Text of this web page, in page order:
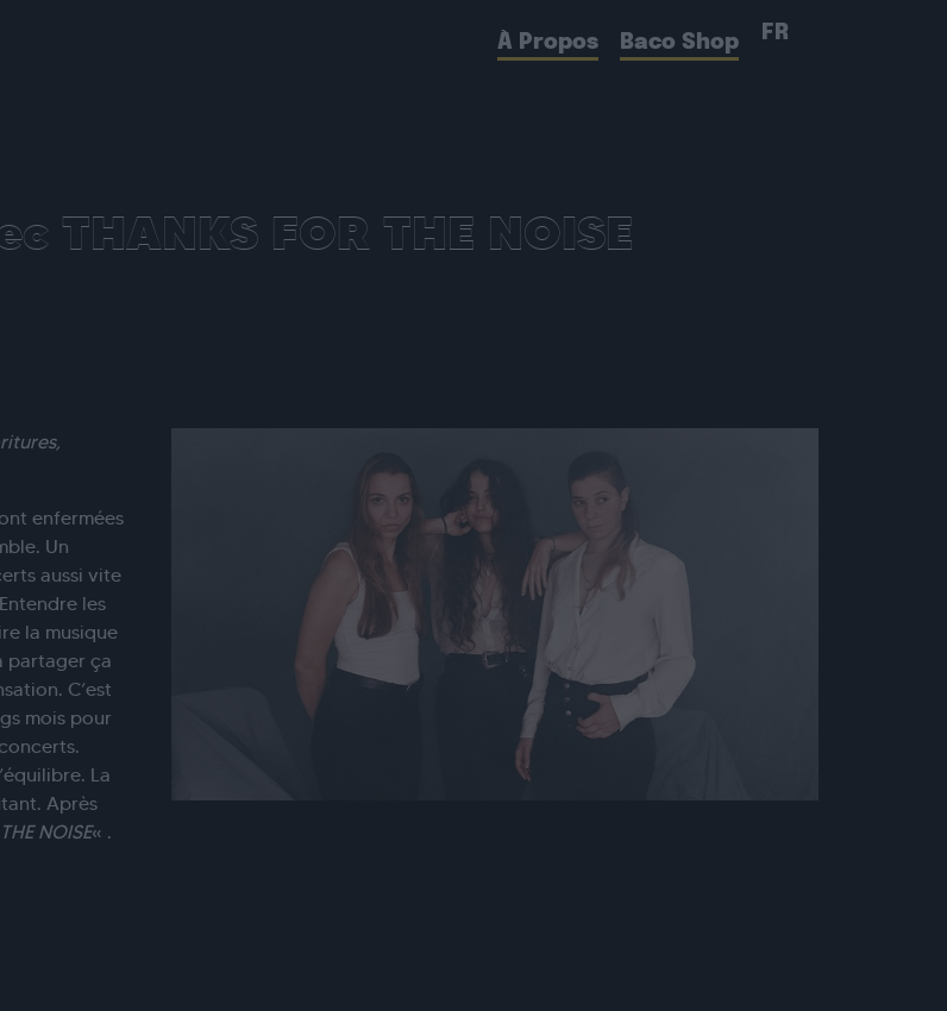
À Propos Baco Shop FR
THANKS FOR THE NOISE
enfermées
Un
aussi vite
les
la musique
partager ça
C’est
mois pour
La
Après
NOISE« .